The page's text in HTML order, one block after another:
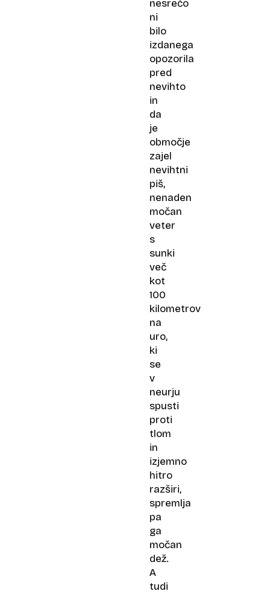
nesrečo
ni
bilo
izdanega
opozorila
pred
nevihto
in
da
je
območje
zajel
nevihtni
piš,
nenaden
močan
veter
s
sunki
več
kot
100
kilometrov
na
uro,
ki
se
v
neurju
spusti
proti
tlom
in
izjemno
hitro
razširi,
spremlja
pa
ga
močan
dež.
A
tudi